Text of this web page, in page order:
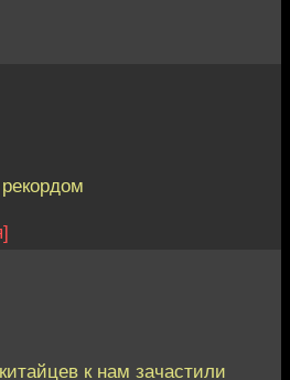
к нам зачастили